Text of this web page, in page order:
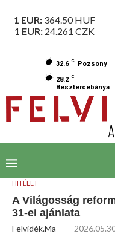
1 EUR: 364.50HUF
1 EUR: 24.261 CZK
32.6 C Pozsony
28.2 C
Besztercebánya
HITÉLET
A Világosság
31-ei ajánlata
Felvidék.ma